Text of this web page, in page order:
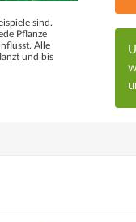
sind.
Pflanze
Alle
und bis